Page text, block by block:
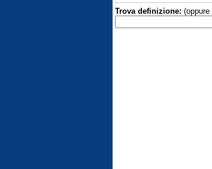
Trova definizione: (oppure